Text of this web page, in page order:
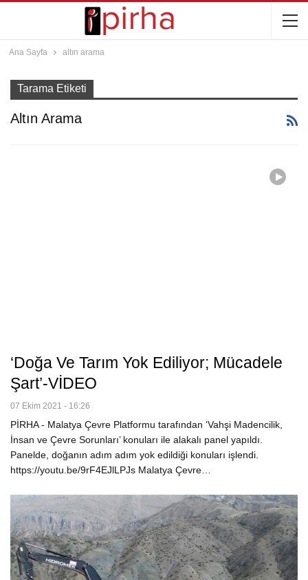
Ana Sayfa altın arama
Tarama Etiketi
Altın Arama
‘Doğa Ve Tarım Yok Ediliyor; Mücadele
Şart’-VİDEO
07 Ekim 2021 - 16:26
PİRHA - Malatya Çevre Platformu tarafından ‘Vahşi Madencilik,
İnsan ve Çevre Sorunları’ konuları ile alakalı panel yapıldı.
Panelde, doğanın adım adım yok edildiği konuları işlendi.
https://youtu.be/9rF4EJlLPJs Malatya Çevre…